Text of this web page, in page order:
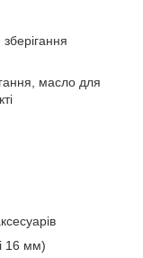
масло для
16 мм)